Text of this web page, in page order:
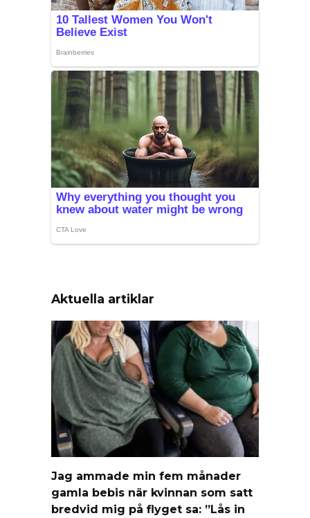
Aktuella artiklar
Jag ammade min fem månader
gamla bebis när kvinnan som satt
bredvid mig på flyget sa: ”Lås in